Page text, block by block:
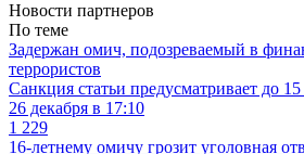
Новости партнеров
По теме
Задержан омич, подозреваемый в
террористов
Санкция статьи предусматривает до
26 декабря в 17:10
1 229
16-летнему омичу грозит уголовная